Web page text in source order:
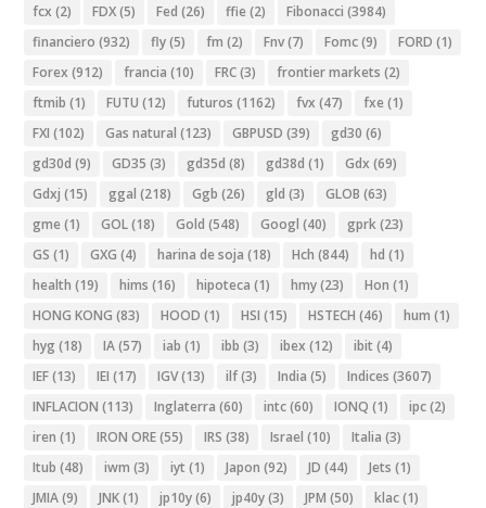
fcx (2) FDX(5) Fed (26) ffie (2) Fibonacci (3984)
financiero (932) fly(5) fm (2) Fnv(7) Fomc(9) FORD (1)
Forex (912) francia (10) FRC(3) frontier markets (2)
ftmib (1) FUTU (12) futuros (1162) fvx (47) fxe (1)
FXI (102) Gas natural (123) GBPUSD (39) gd30 (6)
gd30d (9) GD35 (3) gd35d (8) gd38d (1) Gdx (69)
Gdxj (15) ggal (218) Ggb (26) gld (3) GLOB (63)
gme (1) GOL(18) Gold (548) Googl (40) gprk(23)
GS (1) GXG (4) harina de soja (18) Hch (844) hd (1)
health (19) hims (16) hipoteca (1) hmy(23) Hon (1)
HONG KONG (83) HOOD (1) HSI (15) HSTECH (46) hum (1)
hyg (18) IA(57) iab (1) ibb (3) ibex (12) ibit (4)
IEF(13) IEI (17) IGV(13) ilf(3) India (5) Indices (3607)
INFLACION (113) Inglaterra (60) intc(60) IONQ (1) ipc(2)
iren (1) IRON ORE(55) IRS (38) Israel (10) Italia (3)
Itub (48) iwm (3) iyt (1) Japon (92) JD (44) Jets (1)
JMIA(9) JNK(1) jp10y(6) jp40y(3) JPM (50) klac(1)